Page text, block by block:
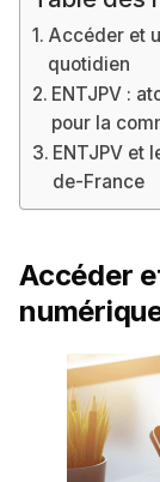
Accéder et
quotidien
ENTJPV :
pour la
ENTJPV et
de-France
Accéder